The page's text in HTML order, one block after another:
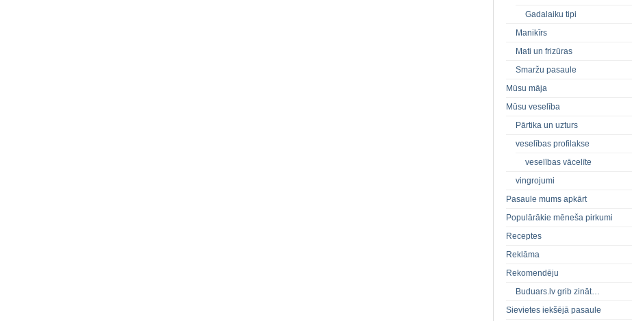
Gadalaiku tipi
Manikīrs
Mati un frizūras
Smaržu pasaule
Mūsu māja
Mūsu veselība
Pārtika un uzturs
veselības profilakse
veselības vācelīte
vingrojumi
Pasaule mums apkārt
Populārākie mēneša pirkumi
Receptes
Reklāma
Rekomendēju
Buduars.lv grib zināt…
Sievietes iekšējā pasaule